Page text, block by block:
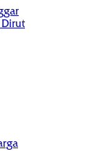
Dirut